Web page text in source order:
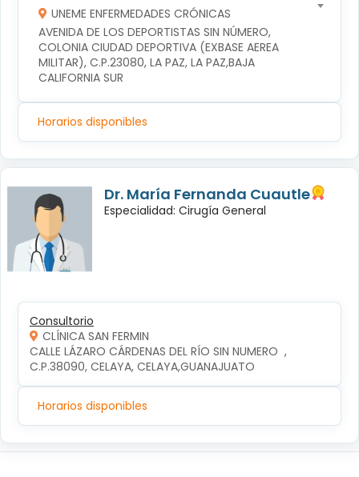
UNEME ENFERMEDADES CRÓNICAS
AVENIDA DE LOS DEPORTISTAS SIN NÚMERO,
COLONIA CIUDAD DEPORTIVA (EXBASE AEREA
MILITAR), C.P.23080, LA PAZ, LA PAZ,BAJA
CALIFORNIA SUR
Horarios disponibles
Dr. María Fernanda Cuautle
Especialidad: Cirugía General
Consultorio
CLÍNICA SAN FERMIN
CALLE LÁZARO CÁRDENAS DEL RÍO SIN NUMERO  ,
C.P.38090, CELAYA, CELAYA,GUANAJUATO
Horarios disponibles